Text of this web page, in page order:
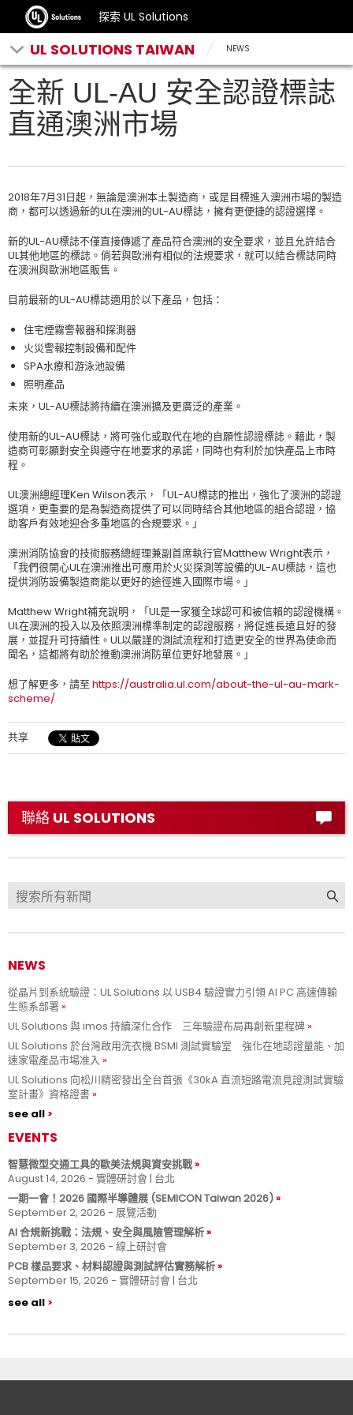
探索 UL Solutions
UL SOLUTIONS TAIWAN NEWS
全新 UL-AU 安全認證標誌
直通澳洲市場
2018年7月31日起，無論是澳洲本土製造商，或是目標進入澳洲市場的製造
商，都可以透過新的UL在澳洲的UL-AU標誌，擁有更便捷的認證選擇。
新的UL-AU標誌不僅直接傳遞了產品符合澳洲的安全要求，並且允許結合
UL其他地區的標誌。倘若與歐洲有相似的法規要求，就可以結合標誌同時
在澳洲與歐洲地區販售。
目前最新的UL-AU標誌適用於以下產品，包括：
住宅煙霧警報器和探測器
火災警報控制設備和配件
SPA水療和游泳池設備
照明產品
未來，UL-AU標誌將持續在澳洲擴及更廣泛的產業。
使用新的UL-AU標誌，將可強化或取代在地的自願性認證標誌。藉此，製
造商可彰顯對安全與遵守在地要求的承諾，同時也有利於加快產品上市時
程。
UL澳洲總經理Ken Wilson表示，「UL-AU標誌的推出，強化了澳洲的認證
選項，更重要的是為製造商提供了可以同時結合其他地區的組合認證，協
助客戶有效地迎合多重地區的合規要求。」
澳洲消防協會的技術服務總經理兼副首席執行官Matthew Wright表示，
「我們很開心UL在澳洲推出可應用於火災探測等設備的UL-AU標誌，這也
提供消防設備製造商能以更好的途徑進入國際市場。」
Matthew Wright補充說明，「UL是一家獲全球認可和被信賴的認證機構。
UL在澳洲的投入以及依照澳洲標準制定的認證服務，將促進長遠且好的發
展，並提升可持續性。UL以嚴謹的測試流程和打造更安全的世界為使命而
聞名，這都將有助於推動澳洲消防單位更好地發展。」
想了解更多，請至https://australia.ul.com/about-the-ul-au-mark-
scheme/
共享
聯絡 UL SOLUTIONS
NEWS
從晶片到系統驗證：UL Solutions 以 USB4 驗證實力引領 AI PC 高速傳輸
生態系部署
UL Solutions 與 imos 持續深化合作 三年驗證布局再創新里程碑
UL Solutions 於台灣啟用洗衣機 BSMI 測試實驗室 強化在地認證量能、加
速家電產品市場准入
UL Solutions 向松川精密發出全台首張《30kA 直流短路電流見證測試實驗
室計畫》資格證書
see all
EVENTS
智慧微型交通工具的歐美法規與資安挑戰
August 14, 2026 - 實體研討會 | 台北
一期一會！2026 國際半導體展 (SEMICON Taiwan 2026)
September 2, 2026 - 展覽活動
AI 合規新挑戰：法規、安全與風險管理解析
September 3, 2026 - 線上研討會
PCB 樣品要求、材料認證與測試評估實務解析
September 15, 2026 - 實體研討會 | 台北
see all